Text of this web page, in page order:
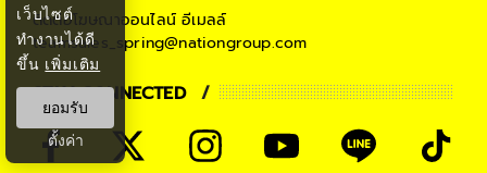
ติดต่อโฆษณาออนไลน์ อีเมลล์
teamsales_spring@nationgroup.com
STAY CONNECTED
เว็บไซต์
ทำงานได้ดี
ขึ้น เพิ่มเติม
ยอมรับ
ตั้งค่า